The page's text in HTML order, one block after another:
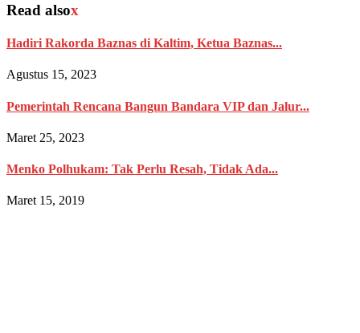
Read alsox
Hadiri Rakorda Baznas di Kaltim, Ketua Baznas...
Agustus 15, 2023
Pemerintah Rencana Bangun Bandara VIP dan Jalur...
Maret 25, 2023
Menko Polhukam: Tak Perlu Resah, Tidak Ada...
Maret 15, 2019